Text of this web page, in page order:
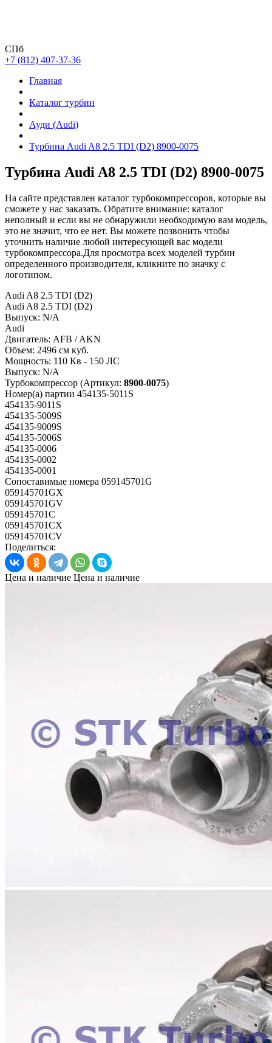
СПб
+7 (812) 407-37-36
Главная
Каталог турбин
Ауди (Audi)
Турбина Audi A8 2.5 TDI (D2) 8900-0075
Турбина Audi A8 2.5 TDI (D2) 8900-0075
На сайте представлен каталог турбокомпрессоров, которые вы
сможете у нас заказать. Обратите внимание: каталог
неполный и если вы не обнаружили необходимую вам модель,
это не значит, что ее нет. Вы можете позвонить чтобы
уточнить наличие любой интересующей вас модели
турбокомпрессора.Для просмотра всех моделей турбин
определенного производителя, кликните по значку с
логотипом.
Audi A8 2.5 TDI (D2)
Audi A8 2.5 TDI (D2)
Выпуск: N/A
Audi
Двигатель: AFB / AKN
Объем: 2496 см куб.
Мощность: 110 Кв - 150 ЛС
Выпуск: N/A
Турбокомпрессор (Артикул: 8900-0075)
Номер(а) партии 454135-5011S
454135-9011S
454135-5009S
454135-9009S
454135-5006S
454135-0006
454135-0002
454135-0001
Сопоставимые номера 059145701G
059145701GX
059145701GV
059145701C
059145701CX
059145701CV
Поделиться:
Цена и наличие Цена и наличие